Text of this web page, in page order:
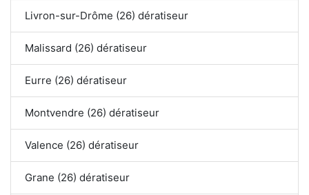
Livron-sur-Drôme (26) dératiseur
Malissard (26) dératiseur
Eurre (26) dératiseur
Montvendre (26) dératiseur
Valence (26) dératiseur
Grane (26) dératiseur